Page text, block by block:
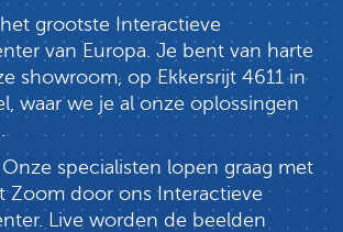
grootste Interactieve
van Europa. Je bent van harte
showroom, op Ekkersrijt 4611 in
waar we je al onze oplossingen
specialisten lopen graag met
Zoom door ons Interactieve
Live worden de beelden